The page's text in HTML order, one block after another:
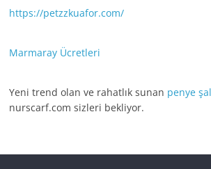
https://petzzkuafor.com/
Marmaray Ücretleri
Yeni trend olan ve rahatlık sunan penye
nurscarf.com sizleri bekliyor.